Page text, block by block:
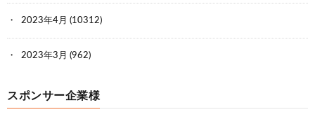
2023年4月 (10312)
2023年3月 (962)
スポンサー企業様